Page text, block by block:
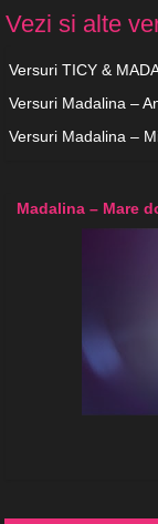
Vezi si alte
Versuri TICY &
Versuri Madalina –
Versuri Madalina –
Madalina – Mare